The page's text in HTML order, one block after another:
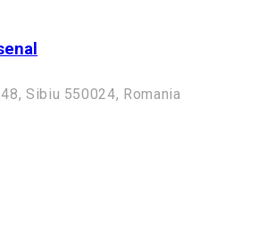
Sibiu 550024, Romania